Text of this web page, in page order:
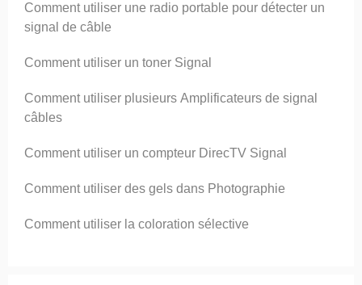
Comment utiliser une radio portable pour détecter un
signal de câble
Comment utiliser un toner Signal
Comment utiliser plusieurs Amplificateurs de signal
câbles
Comment utiliser un compteur DirecTV Signal
Comment utiliser des gels dans Photographie
Comment utiliser la coloration sélective